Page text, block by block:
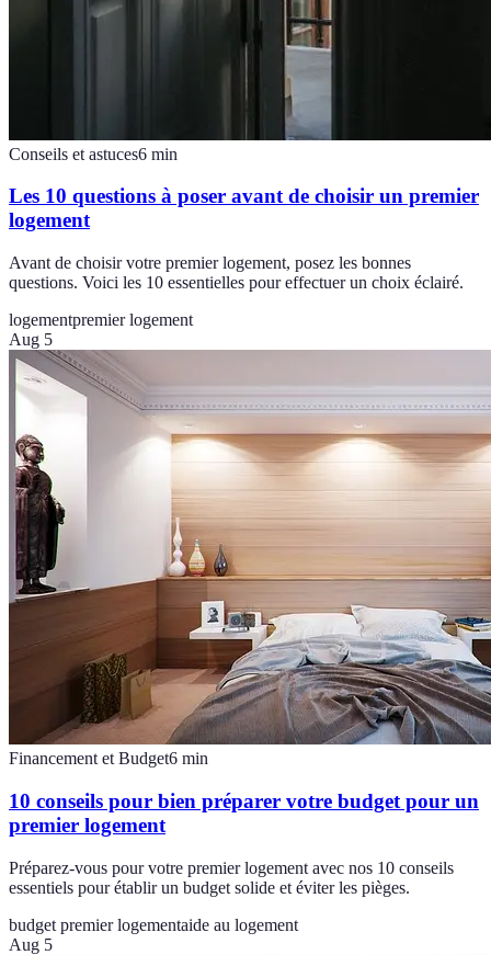
Conseils et astuces6 min
Les 10 questions à poser avant de choisir un premier
logement
Avant de choisir votre premier logement, posez les bonnes
questions. Voici les 10 essentielles pour effectuer un choix éclairé.
logementpremier logement
Aug 5
Financement et Budget6 min
10 conseils pour bien préparer votre budget pour un
premier logement
Préparez-vous pour votre premier logement avec nos 10 conseils
essentiels pour établir un budget solide et éviter les pièges.
budget premier logementaide au logement
Aug 5